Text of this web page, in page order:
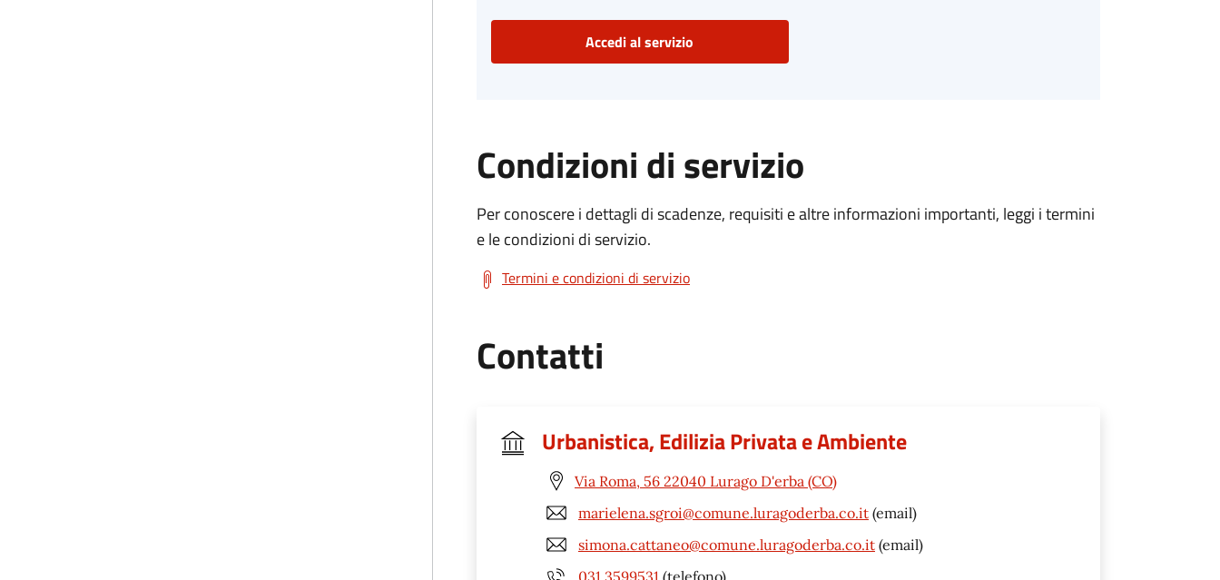
Accedi al servizio
Condizioni di servizio
Per conoscere i dettagli di scadenze, requisiti e altre informazioni importanti, leggi i termini
e le condizioni di servizio.
Termini e condizioni di servizio
Contatti
Urbanistica, Edilizia Privata e Ambiente
Via Roma, 56 22040 Lurago D'erba (CO)
marielena.sgroi@comune.luragoderba.co.it (email)
simona.cattaneo@comune.luragoderba.co.it (email)
031 3599531 (telefono)